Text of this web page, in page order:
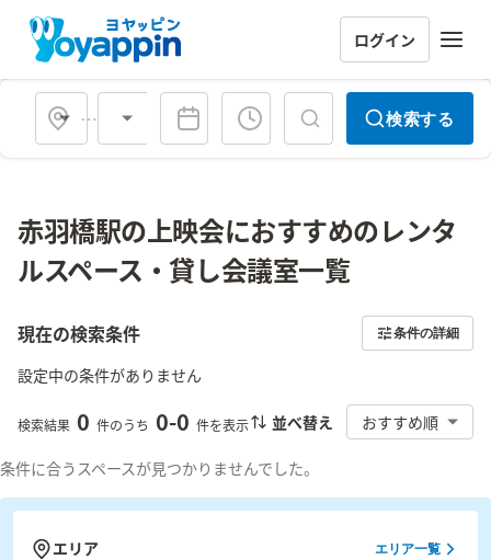
ログイン
会場タイプ 検索する
赤羽橋駅の上映会におすすめのレンタ
ルスペース・貸し会議室一覧
現在の検索条件 条件の詳細
設定中の条件がありません
検索結果 0 件のうち 0-0 件を表示 並べ替え おすすめ順
条件に合うスペースが見つかりませんでした。
エリア エリア一覧